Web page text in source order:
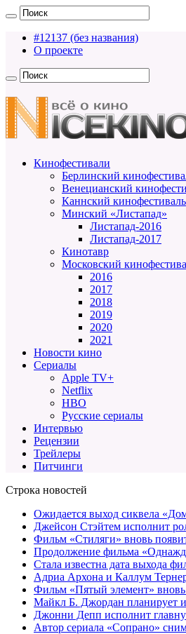
#12137 (без названия)
О проекте
Кинофестивали
Берлинский
Венецианский
Каннский кинофестиваль
Минский «Листапад»
Листапад-2016
Листапад-2017
Кинотавр
Московский
2016
2017
2018
2019
2020
2021
Новости кино
Сериалы
Apple TV+
Netflix
HBO
Русские сериалы
Интервью
Рецензии
Трейлеры
Питчинги
Строка новостей
Ожидается выход сиквела
Джейсон Стэйтем исполнит
Фильм «Стиляги» вновь
Продолжение фильма
Стала известна дата выхода
Адриа Архона и Каллум
Фильм «Пятый элемент»
Майкл Б. Джордан планирует
Джонни Депп исполнит
Автор сериала «Сопрано»